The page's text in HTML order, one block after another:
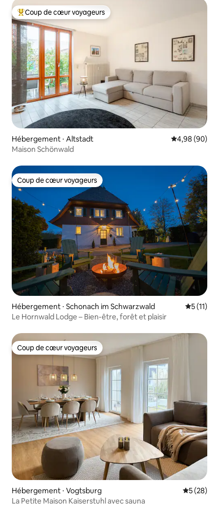
Coups de cœur voyageurs les plus appréciés
Coup de cœur voyageurs
Hébergement ⋅ Altstadt Évaluation
4,98 (90)
Maison Schönwald
Coup de cœur voyageurs
Coup de cœur voyageurs
Hébergement ⋅ Schonach im Schwarzwald
5 (11)
Le Hornwald Lodge – Bien-être, forêt et plaisir
Coup de cœur voyageurs
Coup de cœur voyageurs
Hébergement ⋅ Vogtsburg
5 (28)
La Petite Maison Kaiserstuhl avec sauna